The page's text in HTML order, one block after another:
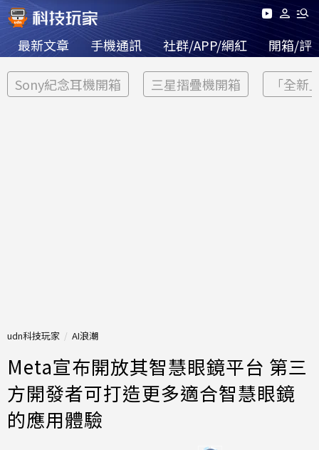
最新文章 手機通訊 社群/APP/網紅 開箱/評
Sony紀念耳機開箱 三星摺疊機開箱 「全新
udn科技玩家 AI浪潮
Meta宣布開放其智慧眼鏡平台 第三
方開發者可打造更多適合智慧眼鏡
的應用體驗